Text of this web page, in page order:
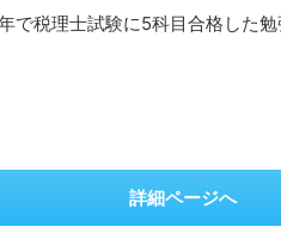
で税理士試験に5科目合格した
詳細ページへ